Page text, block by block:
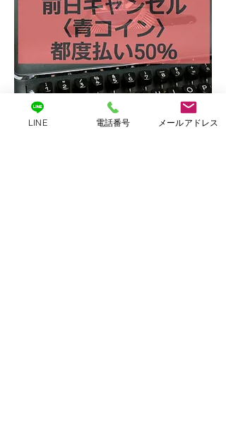
青・都度払い・50％・キャンセル代金
LINE 電話番号 メールアドレス